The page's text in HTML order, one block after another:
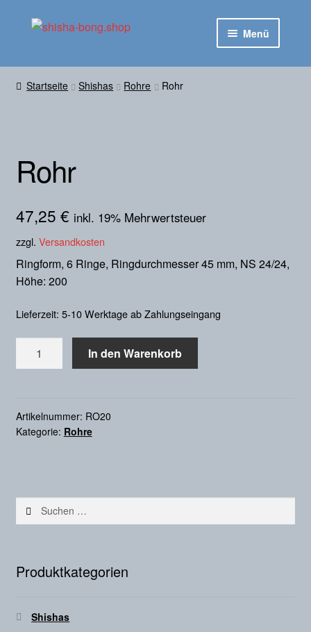
Zur
Zum
Menü
Startseite
Startseite Shishas Rohre Rohr
Rohr
47,25 € inkl. 19% Mehrwertsteuer
zzgl. Versandkosten
Ringform, 6 Ringe, Ringdurchmesser 45 mm, NS 24/24,
Höhe: 200
Lieferzeit: 5-10 Werktage ab Zahlungseingang
Menge
In den Warenkorb
Artikelnummer: RO20
Kategorie: Rohre
Suchen
nach:
Produktkategorien
Shishas